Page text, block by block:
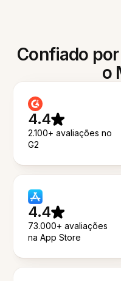
Confiado
o
4.4
2.100+ avaliações no
G2
4.4
73.000+ avaliações
na App Store